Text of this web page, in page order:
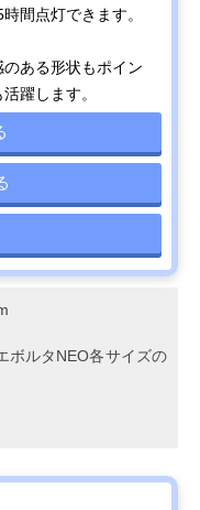
間点灯できます。
ある形状もポイン
躍します。
ボルタNEO各サイズの